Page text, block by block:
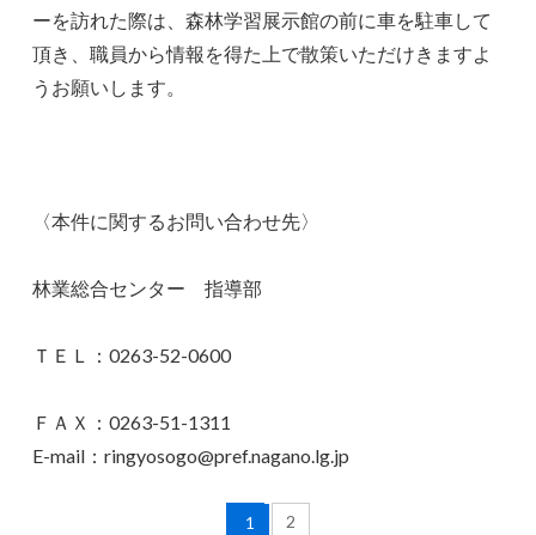
ーを訪れた際は、森林学習展示館の前に車を駐車して
頂き、職員から情報を得た上で散策いただけきますよ
うお願いします。
〈本件に関するお問い合わせ先〉
林業総合センター 指導部
ＴＥＬ：0263-52-0600
ＦＡＸ：0263-51-1311
E-mail：ringyosogo@pref.nagano.lg.jp
1 2